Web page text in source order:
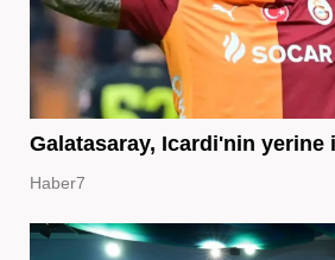
Galatasaray, Icardi'nin yerine
Haber7